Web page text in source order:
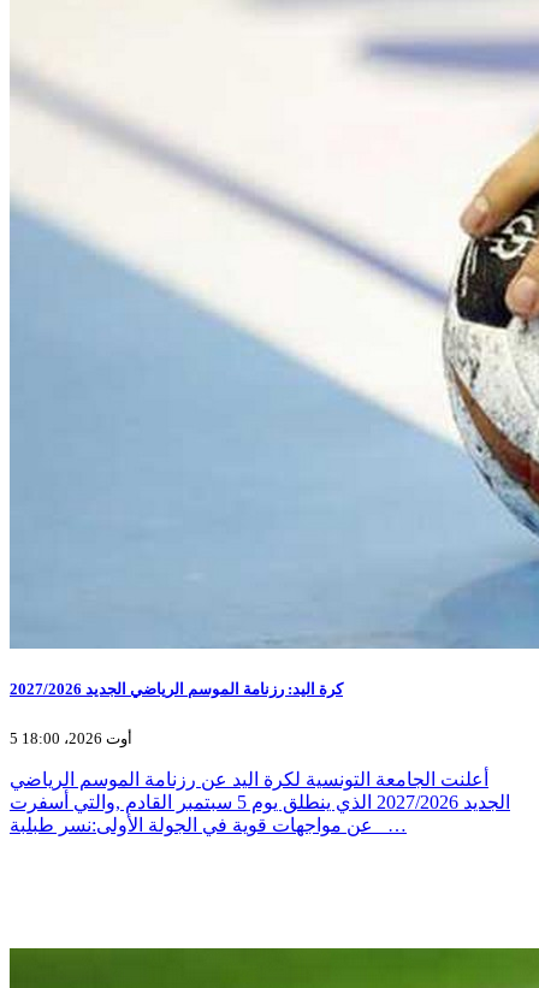
كرة اليد: رزنامة الموسم الرياضي الجديد 2027/2026
5 أوت 2026، 18:00
أعلنت الجامعة التونسية لكرة اليد عن رزنامة الموسم الرياضي
الجديد 2027/2026 الذي ينطلق يوم 5 سبتمبر القادم ,والتي أسفرت
عن مواجهات قوية في الجولة الأولى:نسر طبلبة _…